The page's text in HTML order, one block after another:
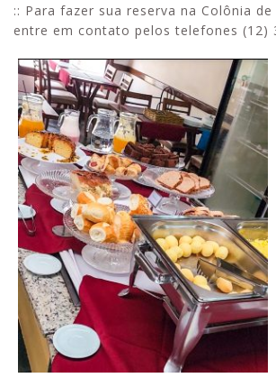
:: Para fazer sua reserva na Colônia
entre em contato pelos telefones (12)